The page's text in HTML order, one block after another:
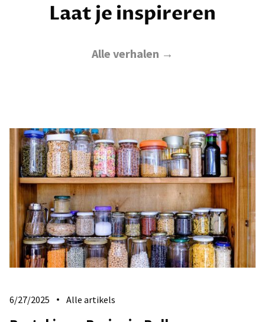
Laat je inspireren
Alle verhalen →
6/27/2025 Alle artikels